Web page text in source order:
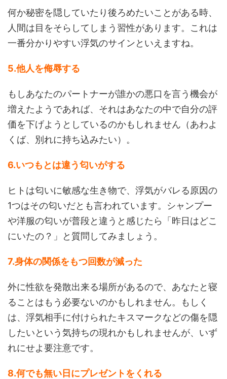
何か秘密を隠していたり後ろめたいことがある時、
人間は目をそらしてしまう習性があります。これは
一番分かりやすい浮気のサインといえますね。
5.他人を侮辱する
もしあなたのパートナーが誰かの悪口を言う機会が
増えたようであれば、それはあなたの中で自分の評
価を下げようとしているのかもしれません（あわよ
くば、別れに持ち込みたい）。
6.いつもとは違う匂いがする
ヒトは匂いに敏感な生き物で、浮気がバレる原因の
1つはその匂いだとも言われています。シャンプー
や洋服の匂いが普段と違うと感じたら「昨日はどこ
にいたの？」と質問してみましょう。
7.身体の関係をもつ回数が減った
外に性欲を発散出来る場所があるので、あなたと寝
ることはもう必要ないのかもしれません。もしく
は、浮気相手に付けられたキスマークなどの傷を隠
したいという気持ちの現れかもしれませんが、いず
れにせよ要注意です。
8.何でも無い日にプレゼントをくれる